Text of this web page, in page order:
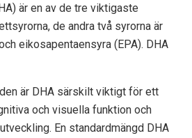
är en av de tre viktigaste
de andra två syrorna är
eikosapentaensyra (EPA). DHA
är DHA särskilt viktigt för ett
och visuella funktion och
En standardmängd DHA